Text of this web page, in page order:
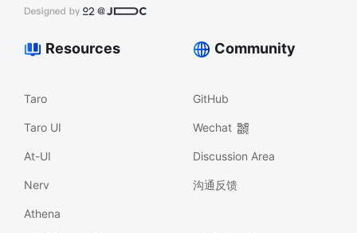
Resources
Taro
Taro UI
At-UI
Nerv
Athena
Community
GitHub
Wechat
Discussion Area
沟通反馈